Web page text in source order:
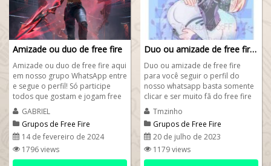
Amizade ou duo de free fire
Amizade ou duo de free fire aqui
em nosso grupo WhatsApp entre
e segue o perfil! Só participe
todos que gostam e jogam free
fire seja no mobile ou no pc. ...
GABRIEL
Grupos de Free Fire
14 de fevereiro de 2024
1796 views
Duo ou amizade de free fire
Duo ou amizade de free fire
para você seguir o perfil do
nosso whatsapp basta somente
clicar e ser muito fã do free fire
Brasil. O link do nosso
whatsapp...
Tmzinho
Grupos de Free Fire
20 de julho de 2023
1179 views